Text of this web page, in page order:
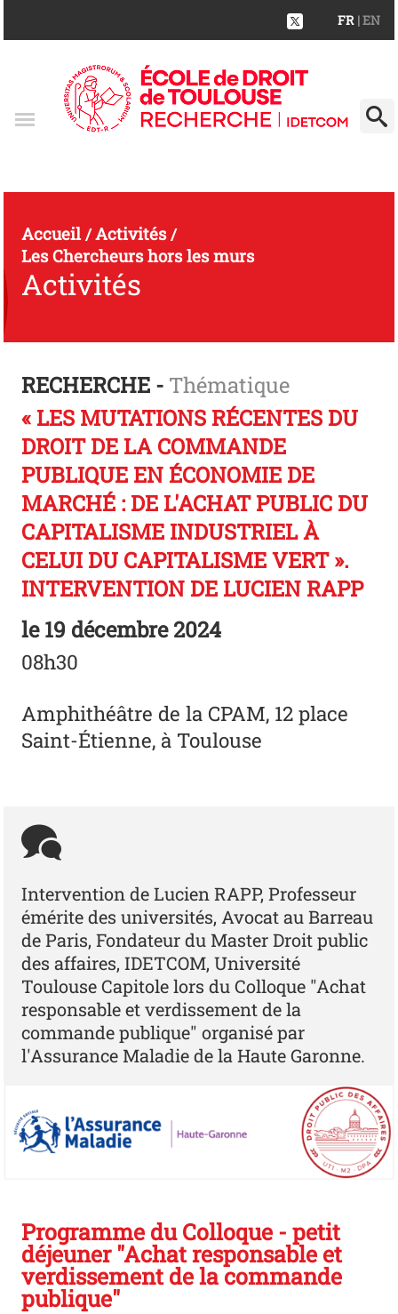
FR | EN
Accueil/Activités/
Les Chercheurs hors les murs
Activités
RECHERCHE - Thématique
« LES MUTATIONS RÉCENTES DU
DROIT DE LA COMMANDE
PUBLIQUE EN ÉCONOMIE DE
MARCHÉ : DE L'ACHAT PUBLIC DU
CAPITALISME INDUSTRIEL À
CELUI DU CAPITALISME VERT ».
INTERVENTION DE LUCIEN RAPP
le19 décembre 2024
08h30
Amphithéâtre de la CPAM, 12 place
Saint-Étienne, à Toulouse
Intervention de Lucien RAPP, Professeur
émérite des universités, Avocat au Barreau
de Paris, Fondateur du Master Droit public
des affaires, IDETCOM, Université
Toulouse Capitole lors du Colloque "Achat
responsable et verdissement de la
commande publique" organisé par
l'Assurance Maladie de la Haute Garonne.
Programme du Colloque - petit
déjeuner "Achat responsable et
verdissement de la commande
publique"